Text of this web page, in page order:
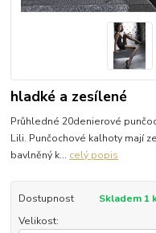
hladké a zesílené
Průhledné 20denierové
Lili. Punčochové kalhoty mají
bavlněný k... celý popis
Dostupnost
Skladem 1
Velikost: